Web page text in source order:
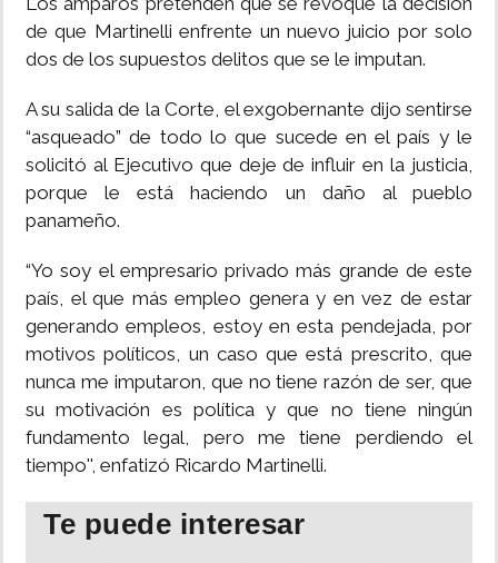
de que Martinelli enfrente un nuevo juicio por solo
dos de los supuestos delitos que se le imputan.
A su salida de la Corte, el exgobernante dijo sentirse
“asqueado” de todo lo que sucede en el país y le
solicitó al Ejecutivo que deje de influir en la justicia,
porque le está haciendo un daño al pueblo
panameño.
“Yo soy el empresario privado más grande de este
país, el que más empleo genera y en vez de estar
generando empleos, estoy en esta pendejada, por
motivos políticos, un caso que está prescrito, que
nunca me imputaron, que no tiene razón de ser, que
su motivación es política y que no tiene ningún
fundamento legal, pero me tiene perdiendo el
tiempo'', enfatizó Ricardo Martinelli.
Te puede interesar